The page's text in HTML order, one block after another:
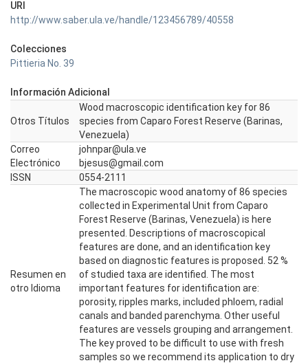
URI
http://www.saber.ula.ve/handle/123456789/40558
Colecciones
Pittieria No. 39
Información Adicional
Otros Títulos
Wood macroscopic identification key for 86
species from Caparo Forest Reserve (Barinas,
Venezuela)
Correo
Electrónico
johnpar@ula.ve
bjesus@gmail.com
ISSN
0554-2111
Resumen en
otro Idioma
The macroscopic wood anatomy of 86 species
collected in Experimental Unit from Caparo
Forest Reserve (Barinas, Venezuela) is here
presented. Descriptions of macroscopical
features are done, and an identification key
based on diagnostic features is proposed. 52 %
of studied taxa are identified. The most
important features for identification are:
porosity, ripples marks, included phloem, radial
canals and banded parenchyma. Other useful
features are vessels grouping and arrangement.
The key proved to be difficult to use with fresh
samples so we recommend its application to dry